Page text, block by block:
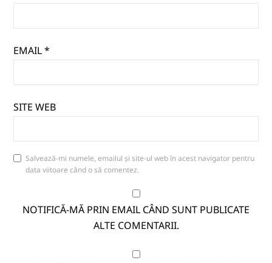
EMAIL*
SITE WEB
Salvează-mi numele, emailul și site-ul web în acest navigator pentru
data viitoare când o să comentez.
NOTIFICĂ-MĂ PRIN EMAIL CÂND SUNT PUBLICATE
ALTE COMENTARII.